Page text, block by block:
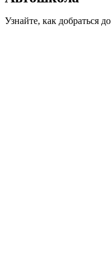
Узнайте, как добраться